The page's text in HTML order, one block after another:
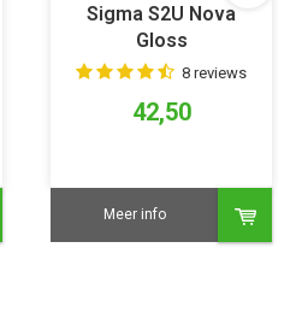
Sigma S2U Nova
Gloss
8 reviews
42,50
Meer info